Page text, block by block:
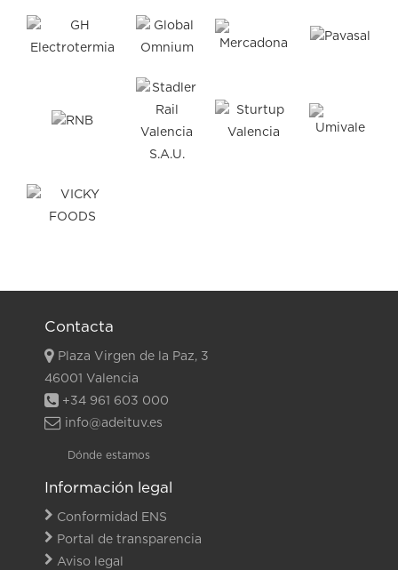
Contacta
Plaza Virgen de la Paz, 3
46001 Valencia
+34 961 603 000
info@adeituv.es
Dónde estamos
Información legal
Conformidad ENS
Portal de transparencia
Aviso legal